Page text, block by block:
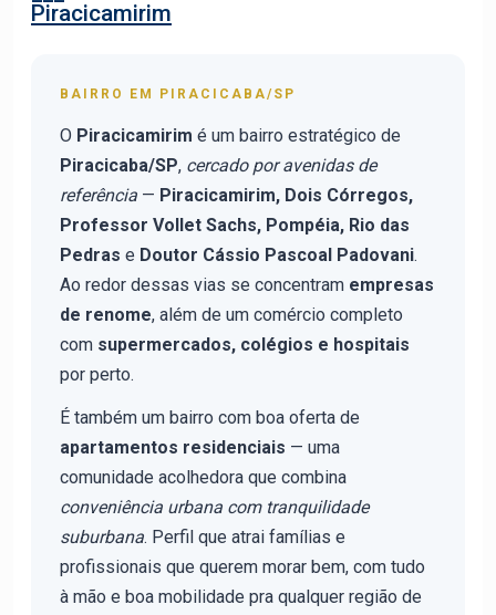
Piracicamirim
BAIRRO EM PIRACICABA/SP
O Piracicamirim é um bairro estratégico de
Piracicaba/SP, cercado por avenidas de
referência — Piracicamirim, Dois Córregos,
Professor Vollet Sachs, Pompéia, Rio das
Pedras e Doutor Cássio Pascoal Padovani.
Ao redor dessas vias se concentram empresas
de renome, além de um comércio completo
com supermercados, colégios e hospitais
por perto.
É também um bairro com boa oferta de
apartamentos residenciais — uma
comunidade acolhedora que combina
conveniência urbana com tranquilidade
suburbana. Perfil que atrai famílias e
profissionais que querem morar bem, com tudo
à mão e boa mobilidade pra qualquer região de